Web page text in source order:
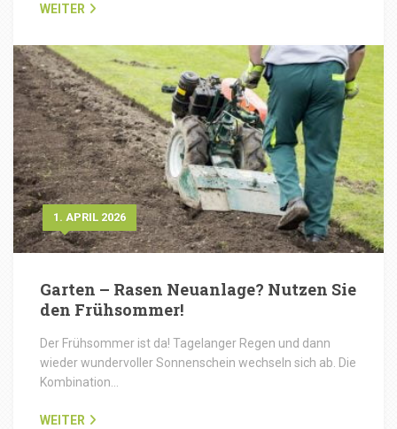
WEITER
1. APRIL 2026
Garten – Rasen Neuanlage? Nutzen Sie
den Frühsommer!
Der Frühsommer ist da! Tagelanger Regen und dann
wieder wundervoller Sonnenschein wechseln sich ab. Die
Kombination…
WEITER